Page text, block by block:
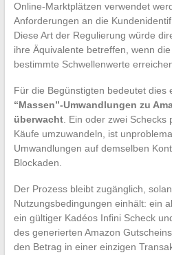
Online-Marktplätzen verwendet
Anforderungen an die
Diese Art der Regulierung würde
ihre Äquivalente betreffen, wenn
bestimmte Schwellenwerte
Für die Begünstigten bedeutet dies
“Massen”-Umwandlungen zu
überwacht. Ein oder zwei Schecks
Käufe umzuwandeln, ist
Umwandlungen auf demselben
Blockaden.
Der Prozess bleibt zugänglich,
Nutzungsbedingungen einhält: ein
ein gültiger Kadéos Infini Scheck
des generierten Amazon
den Betrag in einer einzigen